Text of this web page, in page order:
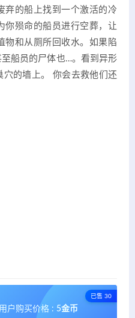
弃的船上找到一个激活的冷
你殒命的船员进行空葬，让
物和从厕所回收水。如果陷
船员的尸体也…。看到异形
的墙上。 你会去救他们还
已售 30
户购买价格 : 5金币